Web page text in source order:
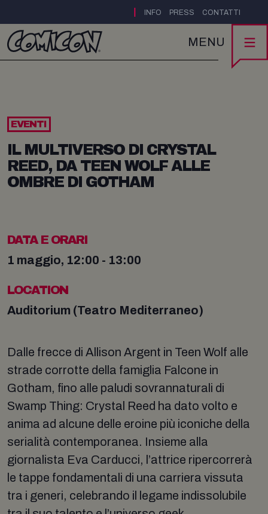
INFO PRESS CONTATTI
MENU
EVENTI
IL MULTIVERSO DI CRYSTAL
REED, DA TEEN WOLF ALLE
OMBRE DI GOTHAM
DATA E ORARI
1 maggio, 12:00 - 13:00
LOCATION
Auditorium (Teatro Mediterraneo)
Dalle frecce di Allison Argent in Teen Wolf alle
strade corrotte della famiglia Falcone in
Gotham, fino alle paludi sovrannaturali di
Swamp Thing: Crystal Reed ha dato volto e
anima ad alcune delle eroine più iconiche della
serialità contemporanea. Insieme alla
giornalista Eva Carducci, l’attrice ripercorrerà
le tappe fondamentali di una carriera vissuta
tra i generi, celebrando il legame indissolubile